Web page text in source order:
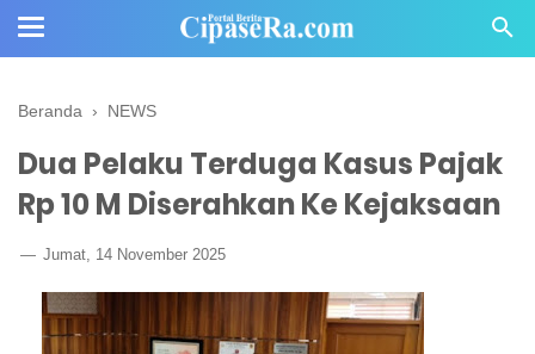
Beranda › NEWS
Dua Pelaku Terduga Kasus Pajak
Rp 10 M Diserahkan Ke Kejaksaan
Jumat, 14 November 2025